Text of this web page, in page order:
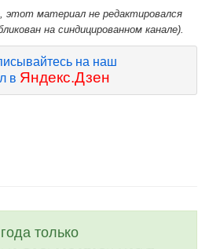
этот материал не редактировался
на синдицированном канале).
на наш
в Яндекс.Дзен
только